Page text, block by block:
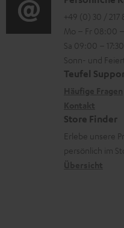
m
V
e
r
s
n
d
e
n
z
u
r
a
r
a
e
r
ä
t
ü
c
o
-
L
e
k
o
o
n
t
a
d
a
+49 (0) 30 / 217
Mo – Fr 08:00
Sa 09:00 –
Sonn- und
Teufel
Store Finder
Erlebe unsere
persönlich im